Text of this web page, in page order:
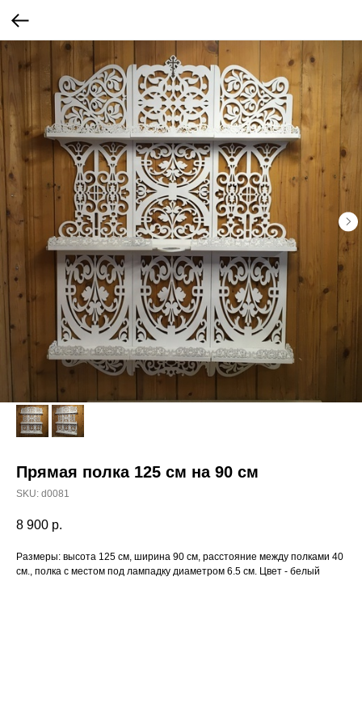
Прямая полка 125 см на 90 см
SKU: d0081
8 900 р.
Размеры: высота 125 см, ширина 90 см, расстояние между полками 40
см., полка с местом под лампадку диаметром 6.5 см. Цвет - белый